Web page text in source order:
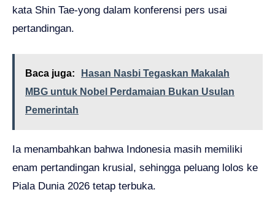
kata Shin Tae-yong dalam konferensi pers usai
pertandingan.
Baca juga:
Hasan Nasbi Tegaskan Makalah
MBG untuk Nobel Perdamaian Bukan Usulan
Pemerintah
Ia menambahkan bahwa Indonesia masih memiliki
enam pertandingan krusial, sehingga peluang lolos ke
Piala Dunia 2026 tetap terbuka.